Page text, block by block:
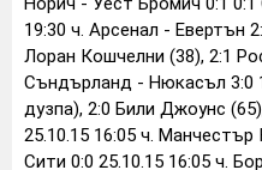
19:30 ч. Арсенал - Евертън
Лоран Кошчелни (38), 2:1
Съндърланд - Нюкасъл 3:0
дузпа), 2:0 Били Джоунс
25.10.15 16:05 ч.
Сити 0:0 25.10.15 16:05 ч.